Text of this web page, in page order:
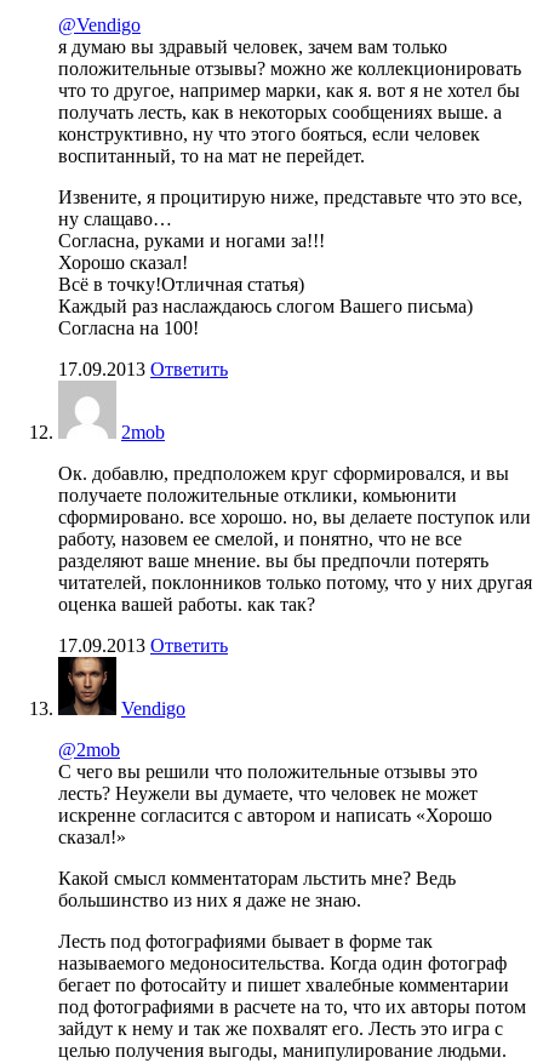
@Vendigo
я думаю вы здравый человек, зачем вам только
положительные отзывы? можно же коллекционировать
что то другое, например марки, как я. вот я не хотел бы
получать лесть, как в некоторых сообщениях выше. а
конструктивно, ну что этого бояться, если человек
воспитанный, то на мат не перейдет.
Извените, я процитирую ниже, представьте что это все,
ну слащаво…
Согласна, руками и ногами за!!!
Хорошо сказал!
Всё в точку!Отличная статья)
Каждый раз наслаждаюсь слогом Вашего письма)
Согласна на 100!
17.09.2013 Ответить
2mob
Ок. добавлю, предположем круг сформировался, и вы
получаете положительные отклики, комьюнити
сформировано. все хорошо. но, вы делаете поступок или
работу, назовем ее смелой, и понятно, что не все
разделяют ваше мнение. вы бы предпочли потерять
читателей, поклонников только потому, что у них другая
оценка вашей работы. как так?
17.09.2013 Ответить
Vendigo
@2mob
С чего вы решили что положительные отзывы это
лесть? Неужели вы думаете, что человек не может
искренне согласится с автором и написать «Хорошо
сказал!»
Какой смысл комментаторам льстить мне? Ведь
большинство из них я даже не знаю.
Лесть под фотографиями бывает в форме так
называемого медоносительства. Когда один фотограф
бегает по фотосайту и пишет хвалебные комментарии
под фотографиями в расчете на то, что их авторы потом
зайдут к нему и так же похвалят его. Лесть это игра с
целью получения выгоды, манипулирование людьми.